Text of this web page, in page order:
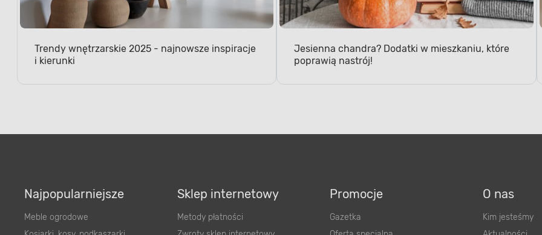
Trendy wnętrzarskie 2025 - najnowsze inspiracje
i kierunki
Jesienna chandra? Dodatki w mieszkaniu, które
poprawią nastrój!
Najpopularniejsze
Meble ogrodowe
Sklep internetowy
Metody płatności
Promocje
Gazetka
O nas
Kim jesteśmy